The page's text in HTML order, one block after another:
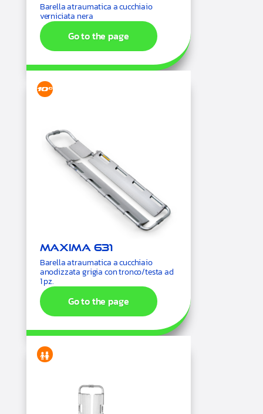
Barella atraumatica a cucchiaio
verniciata nera
Go to the page
Maxima 631
Barella atraumatica a cucchiaio
anodizzata grigia con tronco/testa ad
1 pz.
Go to the page